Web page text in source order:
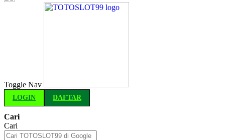
Toggle Nav
LOGIN DAFTAR
Cari
Cari